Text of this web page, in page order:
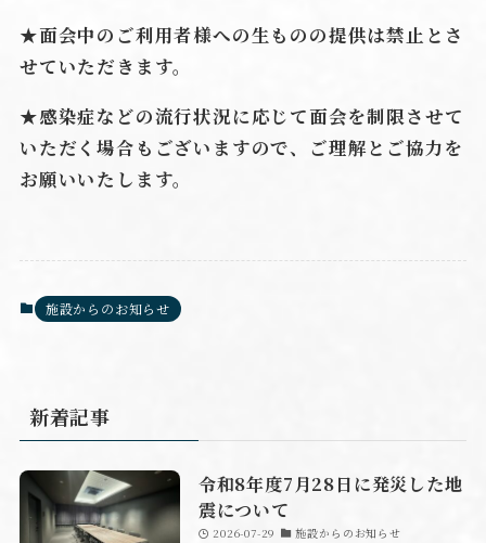
★面会中のご利用者様への生ものの提供は禁止とさ
せていただきます。
★感染症などの流行状況に応じて面会を制限させて
いただく場合もございますので、ご理解とご協力を
お願いいたします。
施設からのお知らせ
新着記事
令和8年度7月28日に発災した地
震について
2026-07-29 施設からのお知らせ